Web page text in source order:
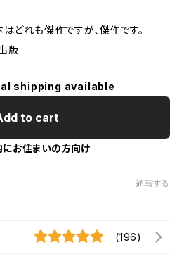
どれも傑作ですが、傑作です。
版
shipping available
to cart
にお住まいの方向け
通報する
(196)